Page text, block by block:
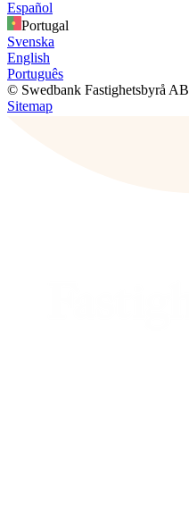
Español
Portugal
Svenska
English
Português
© Swedbank Fastighetsbyrå AB
Sitemap